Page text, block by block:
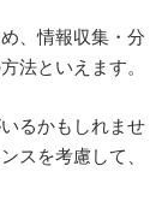
、情報収集・分
法といえます。
るかもしれませ
スを考慮して、